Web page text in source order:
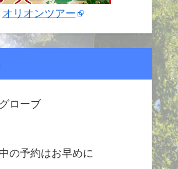
オリオンツアー
ローブ
の予約はお早めに